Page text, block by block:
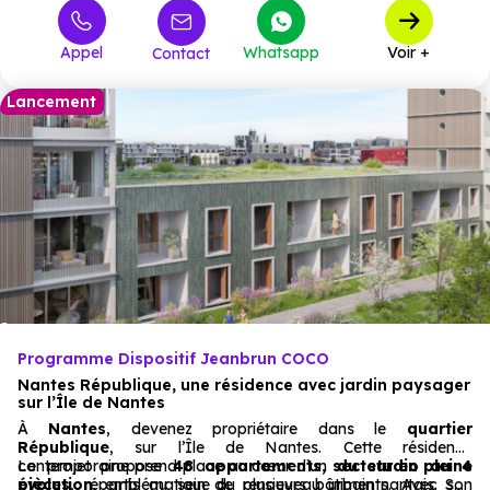
Appel Contact Whatsapp Voir +
Lancement
Programme Dispositif Jeanbrun COCO
Nantes République, une résidence avec jardin paysager
sur l’Île de Nantes
À Nantes, devenez propriétaire dans le quartier
République, sur l’Île de Nantes. Cette résidence
contemporaine prend place au cœur d’un secteur en pleine
évolution, emblématique du renouveau urbain nantais. Son
Le projet propose48 appartements, du studio au 4
pièces, répartis au sein de plusieurs bâtiments. Avec son